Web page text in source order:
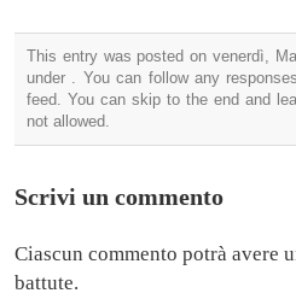
This entry was posted on venerdì,
under . You can follow any
feed. You can skip to the end and
not allowed.
Scrivi un commento
Ciascun commento potrà avere
battute.